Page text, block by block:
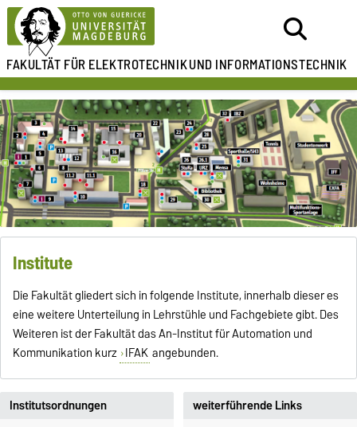
FAKULTÄT FÜR ELEKTROTECHNIKUND INFORMATIONSTECHNIK
Institute
Die Fakultät gliedert sich in folgende Institute, innerhalb dieser es
eine weitere Unterteilung in Lehrstühle und Fachgebiete gibt. Des
Weiteren ist der Fakultät das An-Institut für Automation und
Kommunikation kurz IFAK angebunden.
Institutsordnungen
weiterführende Links